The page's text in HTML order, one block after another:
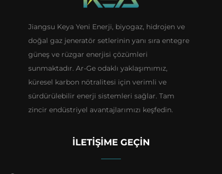
Jiangsu Keya Yeni Enerji, biyogaz, hidrojen ve
doğal gaz jeneratör setlerinin yanı sıra entegre
güneş ve rüzgar enerjisi çözümleri
sunmaktadır. Ar-Ge odaklı yaklaşımımız,
küresel karbon nötralitesi için verimli ve
sürdürülebilir enerji sistemleri sağlar. Tam
zincir endüstriyel avantajlarımızı keşfedin.
İLETIŞIME GEÇIN